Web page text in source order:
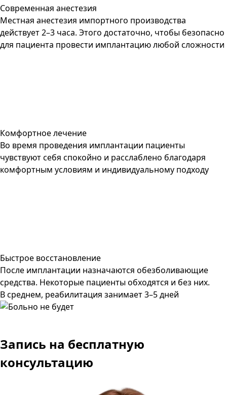
Современная анестезия
Местная анестезия импортного производства
действует 2–3 часа. Этого достаточно, чтобы безопасно
для пациента провести имплантацию любой сложности
Комфортное лечение
Во время проведения имплантации пациенты
чувствуют себя спокойно и расслаблено благодаря
комфортным условиям и индивидуальному подходу
Быстрое восстановление
После имплантации назначаются обезболивающие
средства. Некоторые пациенты обходятся и без них.
В среднем, реабилитация занимает 3–5 дней
Запись на бесплатную
консультацию